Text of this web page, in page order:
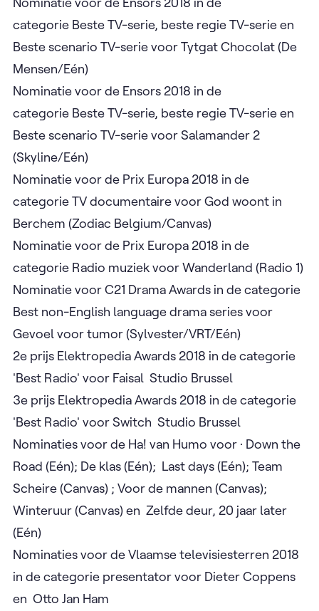
categorie Beste TV-serie, beste regie TV-serie en
Beste scenario TV-serie voor Tytgat Chocolat (De
Mensen/Eén)
Nominatie voor de Ensors 2018 in de
categorie Beste TV-serie, beste regie TV-serie en
Beste scenario TV-serie voor Salamander 2
(Skyline/Eén)
Nominatie voor de Prix Europa 2018 in de
categorie TV documentaire voor God woont in
Berchem (Zodiac Belgium/Canvas)
Nominatie voor de Prix Europa 2018 in de
categorie Radio muziek voor Wanderland (Radio 1)
Nominatie voor C21 Drama Awards in de categorie
Best non-English language drama series voor
Gevoel voor tumor (Sylvester/VRT/Eén)
2e prijs Elektropedia Awards 2018 in de categorie
'Best Radio' voor Faisal Studio Brussel
3e prijs Elektropedia Awards 2018 in de categorie
'Best Radio' voor Switch Studio Brussel
Nominaties voor de Ha! van Humo voor · Down the
Road (Eén); De klas (Eén); Last days (Eén); Team
Scheire (Canvas) ; Voor de mannen (Canvas);
Winteruur (Canvas) en Zelfde deur, 20 jaar later
(Eén)
Nominaties voor de Vlaamse televisiesterren 2018
in de categorie presentator voor Dieter Coppens
en Otto Jan Ham